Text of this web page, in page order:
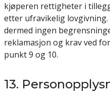
kjøperen rettigheter i
etter ufravikelig
dermed ingen
reklamasjon og krav ved
punkt 9 og 10.
13.